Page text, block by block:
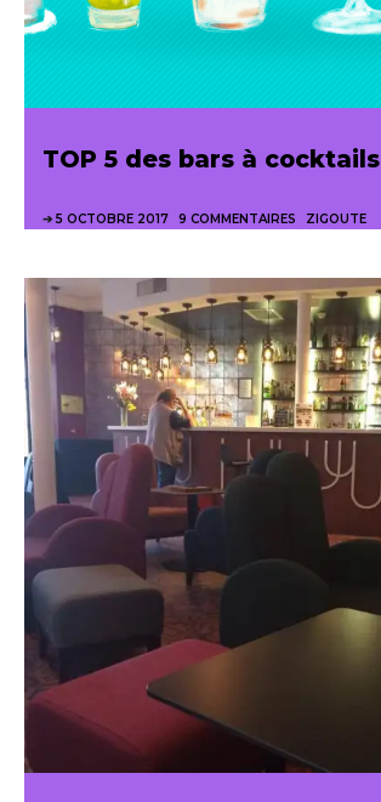
TOP 5 des bars à cocktails
5 OCTOBRE 2017 9 COMMENTAIRES ZIGOUTE